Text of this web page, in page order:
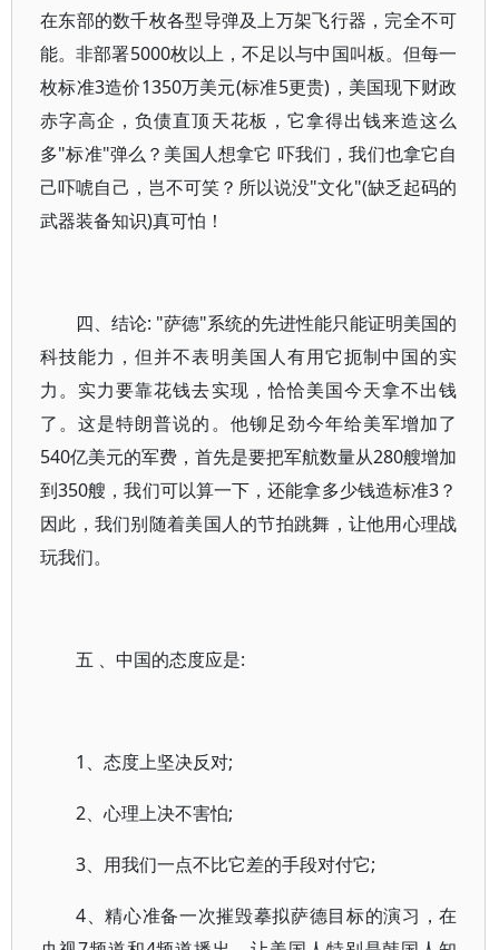
在东部的数千枚各型导弹及上万架飞行器，完全不可
能。非部署5000枚以上，不足以与中国叫板。但每一
枚标准3造价1350万美元(标准5更贵)，美国现下财政
赤字高企，负债直顶天花板，它拿得出钱来造这么
多"标准"弹么？美国人想拿它 吓我们，我们也拿它自
己吓唬自己，岂不可笑？所以说没"文化"(缺乏起码的
武器装备知识)真可怕！
四、结论: "萨德"系统的先进性能只能证明美国的
科技能力，但并不表明美国人有用它扼制中国的实
力。实力要靠花钱去实现，恰恰美国今天拿不出钱
了。这是特朗普说的。他铆足劲今年给美军增加了
540亿美元的军费，首先是要把军航数量从280艘增加
到350艘，我们可以算一下，还能拿多少钱造标准3？
因此，我们别随着美国人的节拍跳舞，让他用心理战
玩我们。
五 、中国的态度应是:
1、态度上坚决反对;
2、心理上决不害怕;
3、用我们一点不比它差的手段对付它;
4、精心准备一次摧毁摹拟萨德目标的演习，在